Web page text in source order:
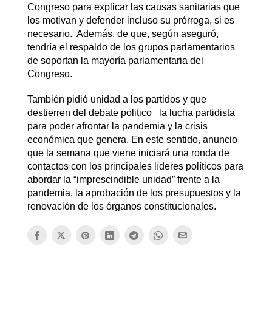
Congreso para explicar las causas sanitarias que
los motivan y defender incluso su prórroga, si es
necesario. Además, de que, según aseguró,
tendría el respaldo de los grupos parlamentarios
de soportan la mayoría parlamentaria del
Congreso.
También pidió unidad a los partidos y que
destierren del debate politico la lucha partidista
para poder afrontar la pandemia y la crisis
económica que genera. En este sentido, anuncio
que la semana que viene iniciará una ronda de
contactos con los principales líderes políticos para
abordar la “imprescindible unidad” frente a la
pandemia, la aprobación de los presupuestos y la
renovación de los órganos constitucionales.